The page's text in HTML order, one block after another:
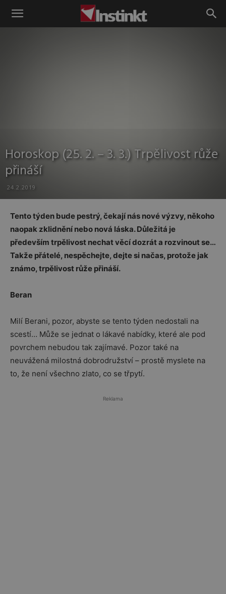
Instinkt
Horoskop (25. 2. – 3. 3.) Trpělivost růže
přináší
24.2.2019
Tento týden bude pestrý, čekají nás nové výzvy, někoho
naopak zklidnění nebo nová láska. Důležitá je
především trpělivost nechat věcí dozrát a rozvinout se…
Takže přátelé, nespěchejte, dejte si načas, protože jak
známo, trpělivost růže přináší.
Beran
Milí Berani, pozor, abyste se tento týden nedostali na
scestí… Může se jednat o lákavé nabídky, které ale pod
povrchem nebudou tak zajímavé. Pozor také na
neuvážená milostná dobrodružství – prostě myslete na
to, že není všechno zlato, co se třpytí.
Reklama